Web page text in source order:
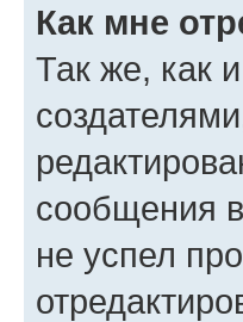
Как мне
Так же, как
сообщения
не успел